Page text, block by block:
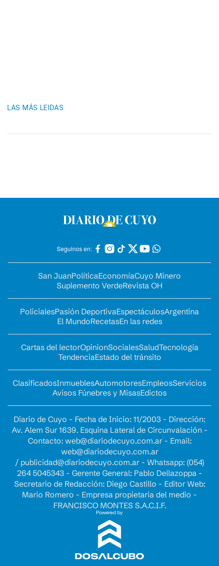
LAS MÁS LEIDAS
Seguinos en:
San JuanPolíticaEconomíaCuyo Minero
Suplemento VerdeRevista OH
PolicialesPasión DeportivaEspectáculosArgentina
El MundoRecetasEn las redes
Cartas del lectorOpinionSocialesSaludTecnología
TendenciaEstado del tránsito
ClasificadosInmueblesAutomotoresEmpleosServicios
Avisos Fúnebres y MisasEdictos
Diario de Cuyo - Fecha de Inicio: 11/2003 - Dirección:
Av. Alem Sur 1639. Esquina Lateral de Circunvalación -
Contacto: web@diariodecuyo.com.ar- Email:
web@diariodecuyo.com.ar
/ publicidad@diariodecuyo.com.ar- Whatsapp: (054)
264 5045343 - Gerente General: Pablo Dellazoppa -
Secretario de Redacción: Diego Castillo - Editor Web:
Mario Romero - Empresa propietaria del medio -
FRANCISCO MONTES S.A.C.I.F.